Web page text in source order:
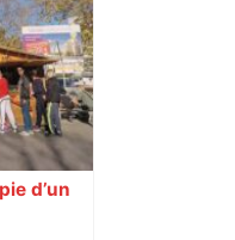
–
d’un